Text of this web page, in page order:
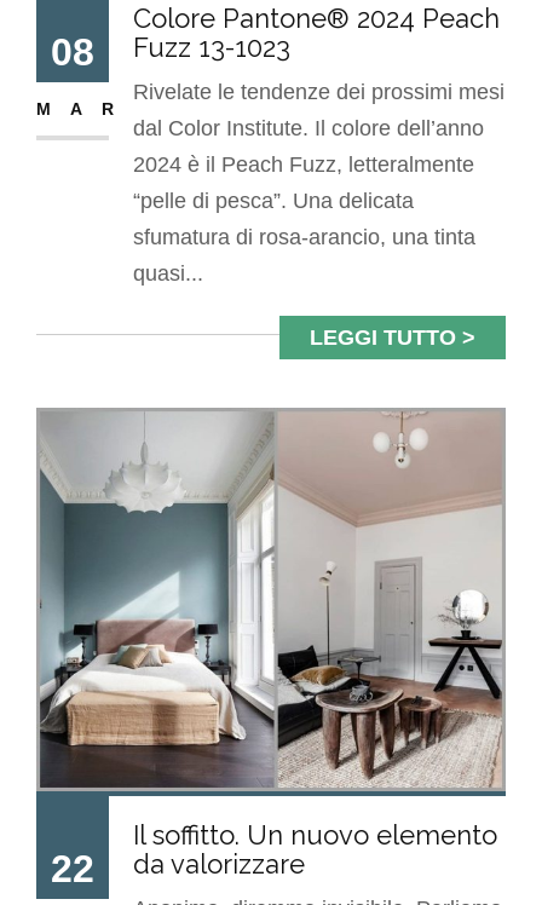
08
MAR
Colore Pantone® 2024 Peach
Fuzz 13-1023
Rivelate le tendenze dei prossimi mesi
dal Color Institute. Il colore dell’anno
2024 è il Peach Fuzz, letteralmente
“pelle di pesca”. Una delicata
sfumatura di rosa-arancio, una tinta
quasi...
LEGGI TUTTO >
22
Il soffitto. Un nuovo elemento
da valorizzare